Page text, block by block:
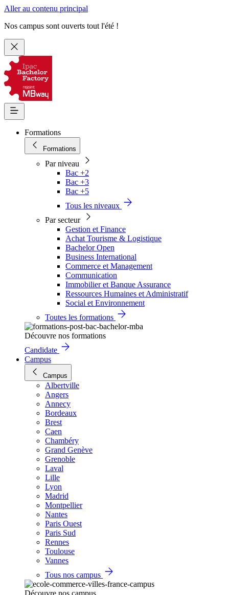
Aller au contenu principal
Nos campus sont ouverts tout l'été !
Formations
Formations
Par niveau
Bac +2
Bac +3
Bac +5
Tous les niveaux
Par secteur
Gestion et Finance
Achat Tourisme & Logistique
Bachelor Open
Business International
Commerce et Management
Communication
Immobilier et Banque Assurance
Ressources Humaines et Administratif
Social et Environnement
Toutes les formations
Découvre nos formations
Candidate
Campus
Campus
Albertville
Angers
Annecy
Bordeaux
Brest
Caen
Chambéry
Grand Genève
Grenoble
Laval
Lille
Lyon
Madrid
Montpellier
Nantes
Paris Ouest
Paris Sud
Rennes
Toulouse
Vannes
Tous nos campus
Découvre nos campus